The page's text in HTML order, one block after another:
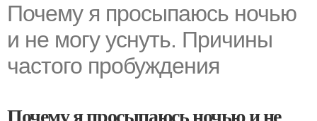
Почему я просыпаюсь ночью
и не могу уснуть. Причины
частого пробуждения